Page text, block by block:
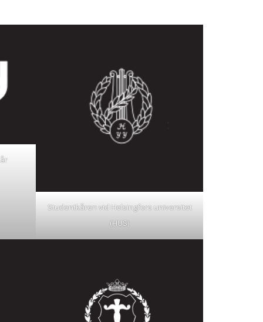
Studentkåren vid Helsingfors universitet
(HUS)